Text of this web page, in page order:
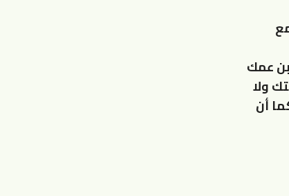
عمك
ولا
أن